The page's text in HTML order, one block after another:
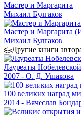
Мастер и Маргарита
Михаил Булгаков
Мастер и Маргарита
Михаил Булгаков
Другие книги
Лауреаты
2007 - О. Д. Ушакова
100 великих наград
2014 - Вячеслав